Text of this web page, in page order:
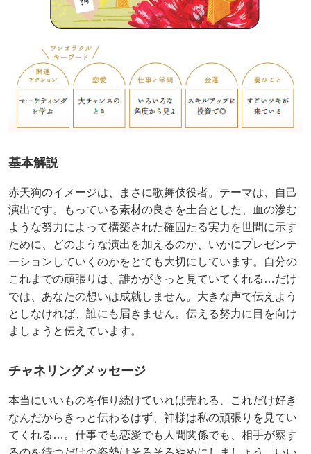
基本解説
赤天狗のイメージは、まさに歌舞伎役者。テーマは、自己
演出です。もっている素材の良さを土台とした、血の滲む
ような努力によって構築された確固たる実力を世間に示す
ために、どのような演出を加えるのか、いかにプレゼンテ
ーションしていくのかをとても大切にしています。自分の
これまでの頑張りは、誰かがきっと見ていてくれる…だけ
では、あなたの想いは成就しません。大きな声で伝えよう
としなければ、誰にも届きません。伝える努力に目を向け
ましょうと伝えています。
チャネリングメッセージ
本当にいいものを作り続けていれば売れる、これだけ好き
なんだからきっと伝わるはず、神様は私の頑張りを見てい
てくれる…。仕事でも恋愛でも人間関係でも、相手が察す